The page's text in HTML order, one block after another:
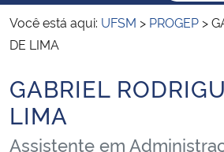
Ministério das Relações Exteriores
Ministério da Infraestrutura
Ministério da Agricultura, Pecuária e
Você está aqui: UFSM > PROGEP >
DE LIMA
Início do conteúdo
GABRIEL
LIMA
Assistente em